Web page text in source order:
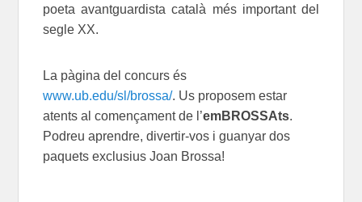
poeta avantguardista català més important del
segle XX.
La pàgina del concurs és
www.ub.edu/sl/brossa/. Us proposem estar
atents al començament de l’emBROSSAts.
Podreu aprendre, divertir-vos i guanyar dos
paquets exclusius Joan Brossa!